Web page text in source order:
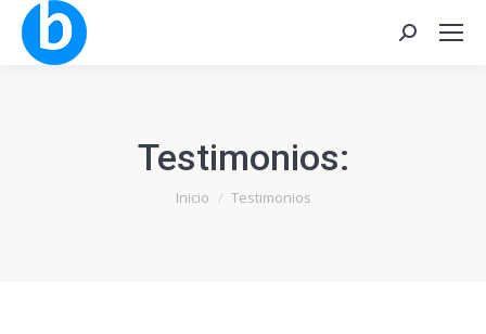
Buscar:
Testimonios:
Estás aquí:
Inicio Testimonios